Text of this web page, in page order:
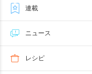
連載
ニュース
レシピ